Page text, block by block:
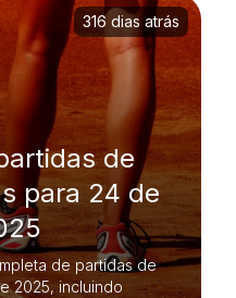
de
para 24 de
de partidas de
2025, incluindo
316 dias atrás